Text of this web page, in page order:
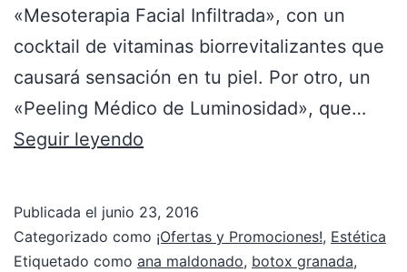
«Mesoterapia Facial Infiltrada», con un
cocktail de vitaminas biorrevitalizantes que
causará sensación en tu piel. Por otro, un
«Peeling Médico de Luminosidad», que…
Seguir leyendo
Publicada el junio 23, 2016
Categorizado como ¡Ofertas y Promociones!, Estética
Etiquetado como ana maldonado, botox granada,